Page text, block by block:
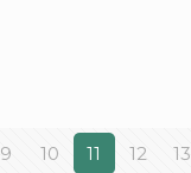
9 10 11 12 13